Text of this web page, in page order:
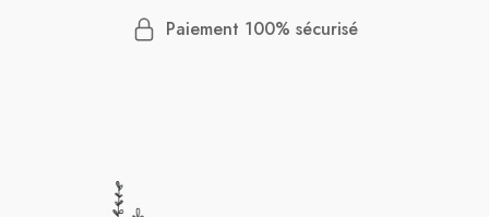
Paiement 100% sécurisé